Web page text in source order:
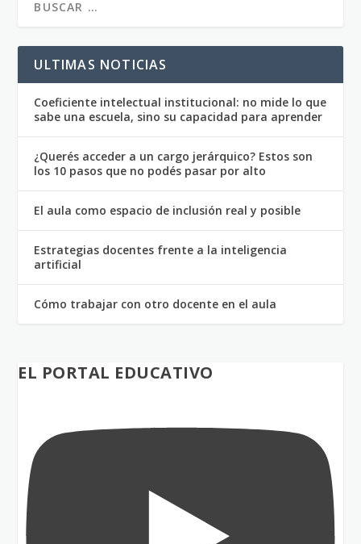
ULTIMAS NOTICIAS
Coeficiente intelectual institucional: no mide lo que
sabe una escuela, sino su capacidad para aprender
¿Querés acceder a un cargo jerárquico? Estos son
los 10 pasos que no podés pasar por alto
El aula como espacio de inclusión real y posible
Estrategias docentes frente a la inteligencia
artificial
Cómo trabajar con otro docente en el aula
EL PORTAL EDUCATIVO